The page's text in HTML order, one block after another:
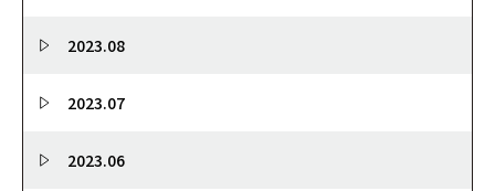
2023.08
2023.07
2023.06